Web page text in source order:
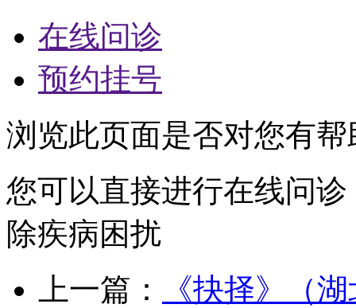
在线问诊
预约挂号
浏览此页面是否对您有帮
您可以直接进行在线问
除疾病困扰
上一篇：
《抉择》（